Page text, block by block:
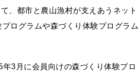
、都市と農山漁村が支えあうネット
ログラムや森づくり体験プログラム
3月に会員向けの森づくり体験プロ